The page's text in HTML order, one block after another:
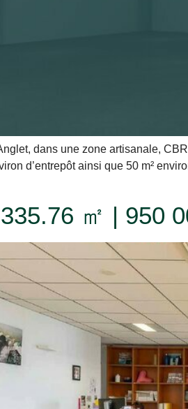
dans une zone artisanale,
d’entrepôt ainsi que 50 m²
㎡ | 950